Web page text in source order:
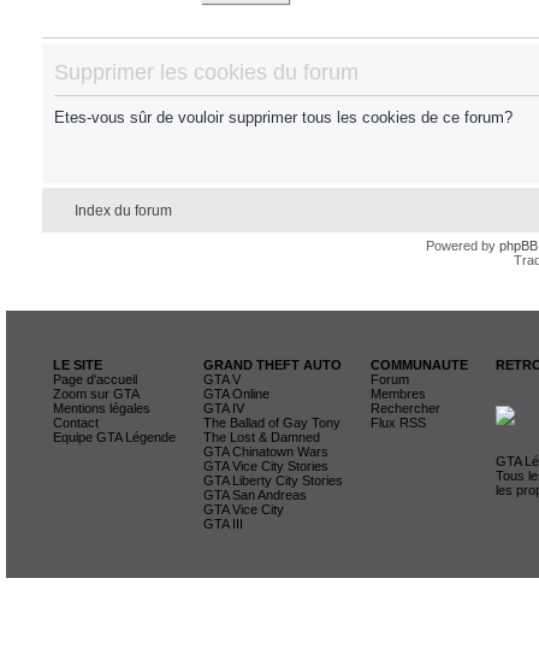
Supprimer les cookies du forum
Etes-vous sûr de vouloir supprimer tous les cookies de ce forum?
Index du forum
Powered by phpBB
LE SITE
Page d'accueil
Zoom sur GTA
Mentions légales
Contact
Equipe GTA Légende
GRAND THEFT AUTO
GTA V
GTA Online
GTA IV
The Ballad of Gay Tony
The Lost & Damned
GTA Chinatown Wars
GTA Vice City Stories
GTA Liberty City Stories
GTA San Andreas
GTA Vice City
GTA III
COMMUNAUTE
Forum
Membres
Rechercher
Flux RSS
GTA
Tous
les